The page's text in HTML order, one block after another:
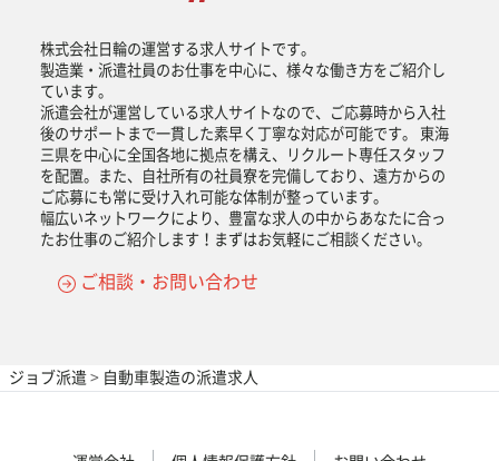
株式会社日輪の運営する求人サイトです。
製造業・派遣社員のお仕事を中心に、様々な働き方をご紹介し
ています。
派遣会社が運営している求人サイトなので、ご応募時から入社
後のサポートまで一貫した素早く丁寧な対応が可能です。 東海
三県を中心に全国各地に拠点を構え、リクルート専任スタッフ
を配置。また、自社所有の社員寮を完備しており、遠方からの
ご応募にも常に受け入れ可能な体制が整っています。
幅広いネットワークにより、豊富な求人の中からあなたに合っ
たお仕事のご紹介します！まずはお気軽にご相談ください。
ご相談・お問い合わせ
ジョブ派遣> 自動車製造の派遣求人